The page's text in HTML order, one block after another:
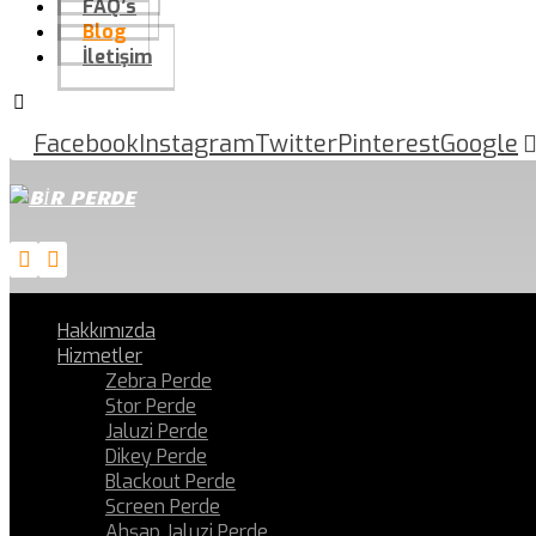
FAQ’s
Blog
İletişim
FacebookInstagramTwitterPinterestGoogle
Hakkımızda
Hizmetler
Zebra Perde
Stor Perde
Jaluzi Perde
Dikey Perde
Blackout Perde
Screen Perde